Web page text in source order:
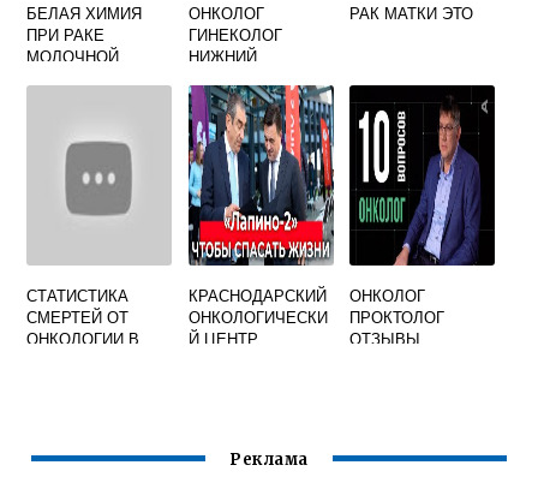
БЕЛАЯ ХИМИЯ
ПРИ РАКЕ
МОЛОЧНОЙ
ОНКОЛОГ
ГИНЕКОЛОГ
НИЖНИЙ
РАК МАТКИ ЭТО
СТАТИСТИКА
СМЕРТЕЙ ОТ
ОНКОЛОГИИ В
КРАСНОДАРСКИЙ
ОНКОЛОГИЧЕСКИ
Й ЦЕНТР
ОНКОЛОГ
ПРОКТОЛОГ
ОТЗЫВЫ
Реклама